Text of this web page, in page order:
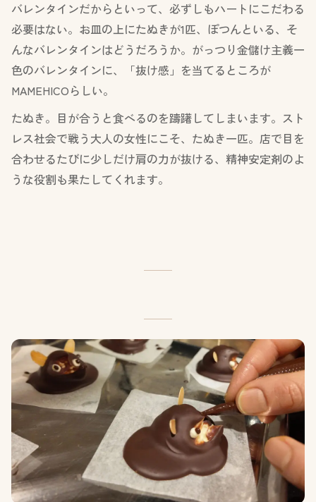
バレンタインだからといって、必ずしもハートにこだわる
必要はない。お皿の上にたぬきが1匹、ぽつんといる、そ
んなバレンタインはどうだろうか。がっつり金儲け主義一
色のバレンタインに、「抜け感」を当てるところが
MAMEHICOらしい。
たぬき。目が合うと食べるのを躊躇してしまいます。スト
レス社会で戦う大人の女性にこそ、たぬき一匹。店で目を
合わせるたびに少しだけ肩の力が抜ける、精神安定剤のよ
うな役割も果たしてくれます。